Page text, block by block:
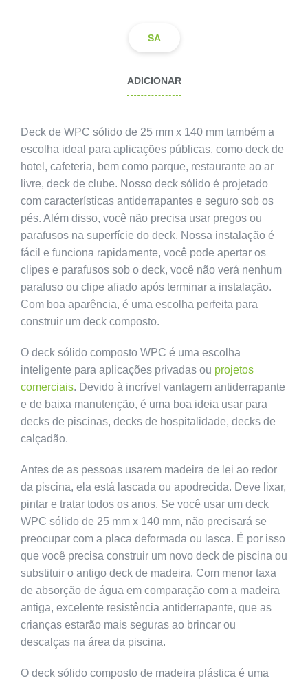
SA
ADICIONAR
Deck de WPC sólido de 25 mm x 140 mm também a
escolha ideal para aplicações públicas, como deck de
hotel, cafeteria, bem como parque, restaurante ao ar
livre, deck de clube. Nosso deck sólido é projetado
com características antiderrapantes e seguro sob os
pés. Além disso, você não precisa usar pregos ou
parafusos na superfície do deck. Nossa instalação é
fácil e funciona rapidamente, você pode apertar os
clipes e parafusos sob o deck, você não verá nenhum
parafuso ou clipe afiado após terminar a instalação.
Com boa aparência, é uma escolha perfeita para
construir um deck composto.
O deck sólido composto WPC é uma escolha
inteligente para aplicações privadas ou projetos
comerciais. Devido à incrível vantagem antiderrapante
e de baixa manutenção, é uma boa ideia usar para
decks de piscinas, decks de hospitalidade, decks de
calçadão.
Antes de as pessoas usarem madeira de lei ao redor
da piscina, ela está lascada ou apodrecida. Deve lixar,
pintar e tratar todos os anos. Se você usar um deck
WPC sólido de 25 mm x 140 mm, não precisará se
preocupar com a placa deformada ou lasca. É por isso
que você precisa construir um novo deck de piscina ou
substituir o antigo deck de madeira. Com menor taxa
de absorção de água em comparação com a madeira
antiga, excelente resistência antiderrapante, que as
crianças estarão mais seguras ao brincar ou
descalças na área da piscina.
O deck sólido composto de madeira plástica é uma